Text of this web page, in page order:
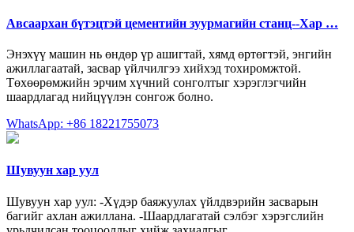
Авсаархан бүтэцтэй цементийн зуурмагийн станц--Хар …
Энэхүү машин нь өндөр үр ашигтай, хямд өртөгтэй, энгийн
ажиллагаатай, засвар үйлчилгээ хийхэд тохиромжтой.
Төхөөрөмжийн эрчим хүчний сонголтыг хэрэглэгчийн
шаардлагад нийцүүлэн сонгож болно.
WhatsApp: +86 18221755073
Шувуун хар уул
Шувуун хар уул: -Хүдэр баяжуулах үйлдвэрийн засварын
багийг ахлан ажиллана. -Шаардлагатай сэлбэг хэрэгслийн